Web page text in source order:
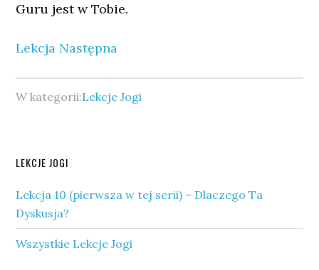
Guru jest w Tobie.
Lekcja Następna
W kategorii:Lekcje Jogi
Pierwszy
panel
boczny
LEKCJE JOGI
Lekcja 10 (pierwsza w tej serii) – Dlaczego Ta
Dyskusja?
Wszystkie Lekcje Jogi